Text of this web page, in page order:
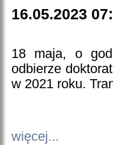
16.05.2023
18 maja, o
odbierze
w 2021 roku.
więcej...